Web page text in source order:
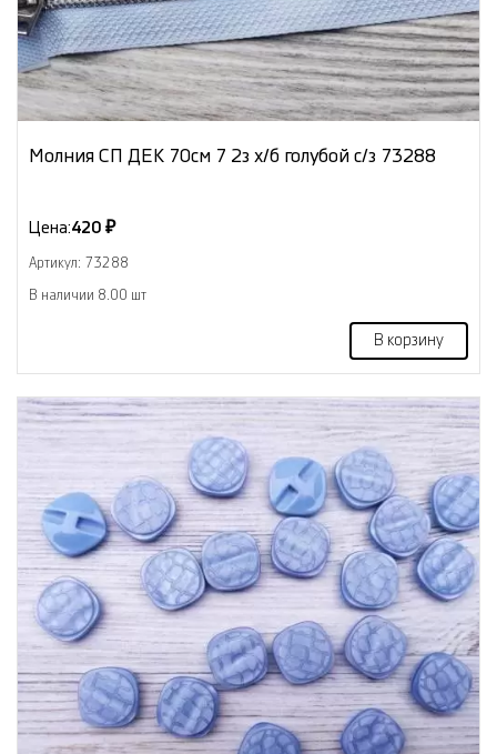
Молния СП ДЕК 70см 7 2з х/б голубой с/з 73288
Цена:420 ₽
Артикул: 73288
В наличии 8.00 шт
В корзину